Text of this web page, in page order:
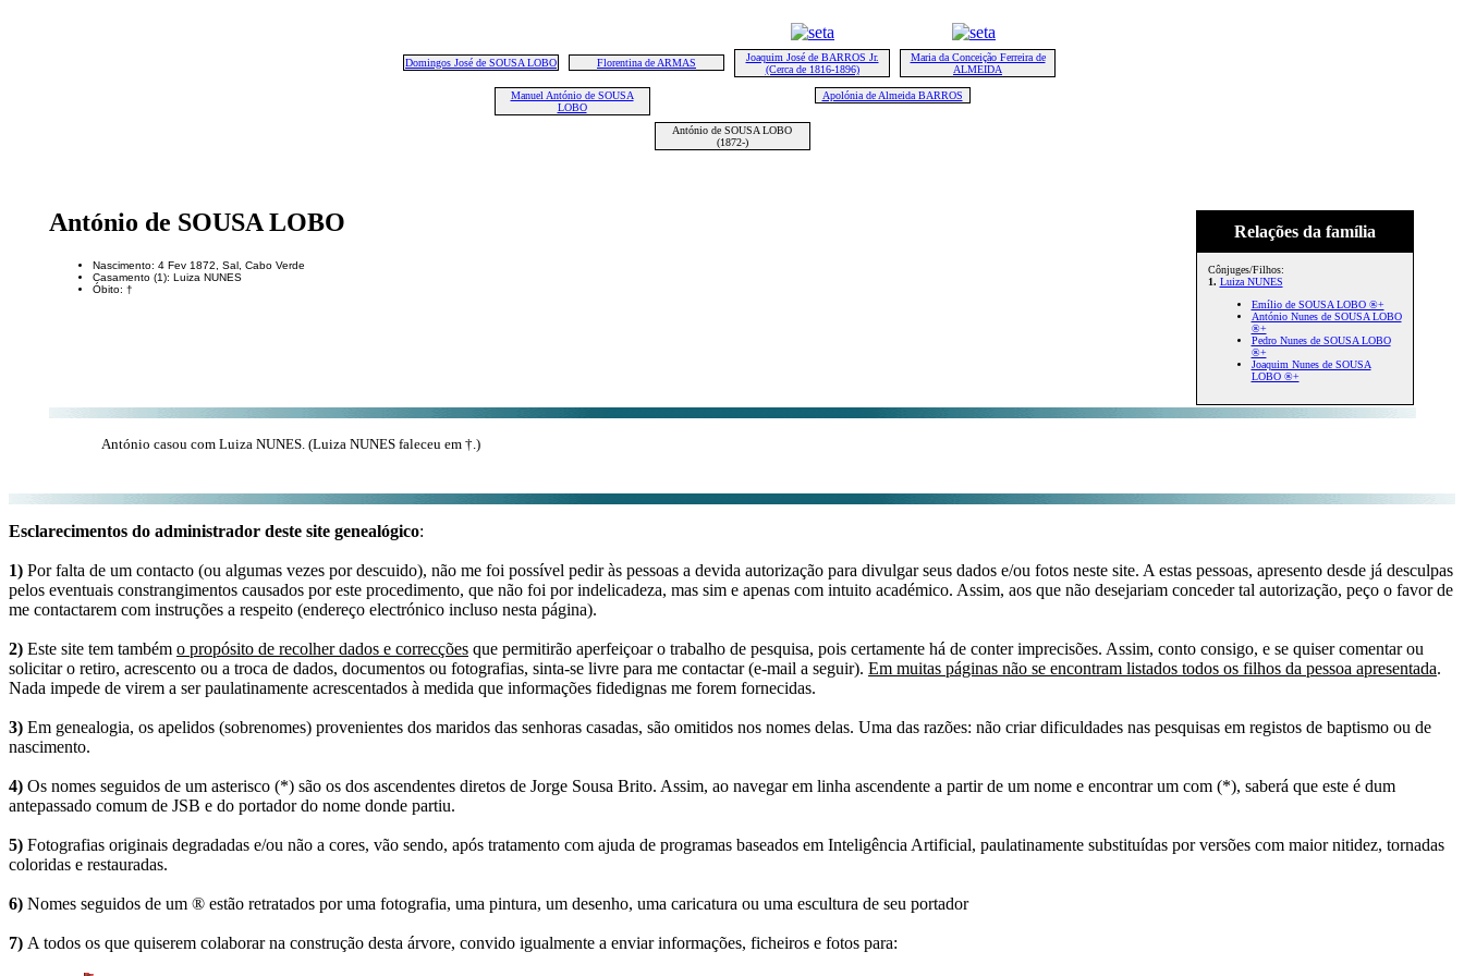
Domingos José de SOUSA LOBO Florentina de ARMAS
Joaquim José de BARROS Jr.
(Cerca de 1816-1896)
Maria da Conceição Ferreira de
ALMEIDA
Manuel António de SOUSA
LOBO
Apolónia de Almeida BARROS
António de SOUSA LOBO
(1872-)
Relações da família
Cônjuges/Filhos:
1. Luiza NUNES
Emílio de SOUSA LOBO ®+
António Nunes de SOUSA LOBO
®+
Pedro Nunes de SOUSA LOBO
®+
Joaquim Nunes de SOUSA
LOBO ®+
António de SOUSA LOBO
Nascimento: 4 Fev 1872, Sal, Cabo Verde
Casamento (1): Luiza NUNES
Óbito: †
António casou com Luiza NUNES. (Luiza NUNES faleceu em †.)
Esclarecimentos do administrador deste site genealógico:
1) Por falta de um contacto (ou algumas vezes por descuido), não me foi possível pedir às pessoas a devida autorização para divulgar seus dados e/ou fotos neste site. A estas pessoas, apresento desde já desculpas
pelos eventuais constrangimentos causados por este procedimento, que não foi por indelicadeza, mas sim e apenas com intuito académico. Assim, aos que não desejariam conceder tal autorização, peço o favor de
me contactarem com instruções a respeito (endereço electrónico incluso nesta página).
2) Este site tem também o propósito de recolher dados e correcções que permitirão aperfeiçoar o trabalho de pesquisa, pois certamente há de conter imprecisões. Assim, conto consigo, e se quiser comentar ou
solicitar o retiro, acrescento ou a troca de dados, documentos ou fotografias, sinta-se livre para me contactar (e-mail a seguir). Em muitas páginas não se encontram listados todos os filhos da pessoa apresentada.
Nada impede de virem a ser paulatinamente acrescentados à medida que informações fidedignas me forem fornecidas.
3) Em genealogia, os apelidos (sobrenomes) provenientes dos maridos das senhoras casadas, são omitidos nos nomes delas. Uma das razões: não criar dificuldades nas pesquisas em registos de baptismo ou de
nascimento.
4) Os nomes seguidos de um asterisco (*) são os dos ascendentes diretos de Jorge Sousa Brito. Assim, ao navegar em linha ascendente a partir de um nome e encontrar um com (*), saberá que este é dum
antepassado comum de JSB e do portador do nome donde partiu.
5) Fotografias originais degradadas e/ou não a cores, vão sendo, após tratamento com ajuda de programas baseados em Inteligência Artificial, paulatinamente substituídas por versões com maior nitidez, tornadas
coloridas e restauradas.
6) Nomes seguidos de um ® estão retratados por uma fotografia, uma pintura, um desenho, uma caricatura ou uma escultura de seu portador
7) A todos os que quiserem colaborar na construção desta árvore, convido igualmente a enviar informações, ficheiros e fotos para: